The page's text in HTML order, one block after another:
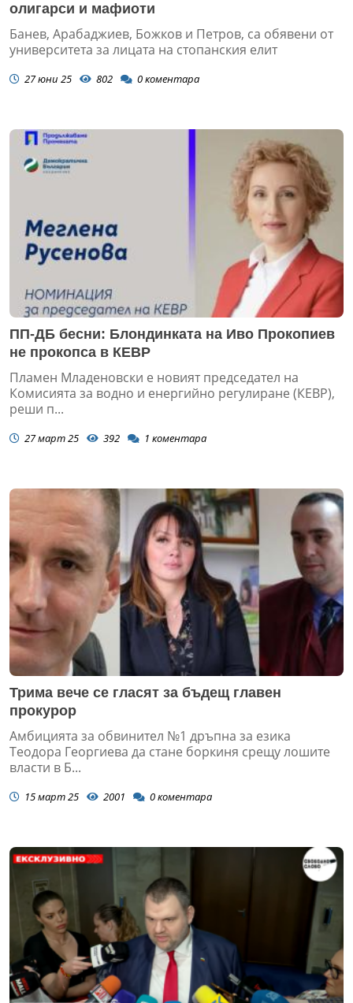
олигарси и мафиоти
Банев, Арабаджиев, Божков и Петров, са обявени от
университета за лицата на стопанския елит
27 юни 25 802 0коментара
ПП-ДБ бесни: Блондинката на Иво Прокопиев
не прокопса в КЕВР
Пламен Младеновски е новият председател на
Комисията за водно и енергийно регулиране (КЕВР),
реши п...
27 март 25 392 1 коментара
Трима вече се гласят за бъдещ главен
прокурор
Амбицията за обвинител №1 дръпна за езика
Теодора Георгиева да стане боркиня срещу лошите
власти в Б...
15 март 25 2001 0коментара